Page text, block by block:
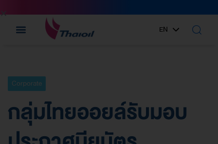
EN
TH
Corporate
กลุ่มไทยออยล์รับมอบ